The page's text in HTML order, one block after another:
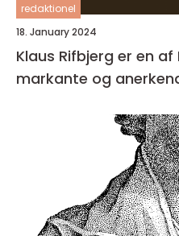
redaktionel
18. January 2024
Klaus Rifbjerg er en
markante og